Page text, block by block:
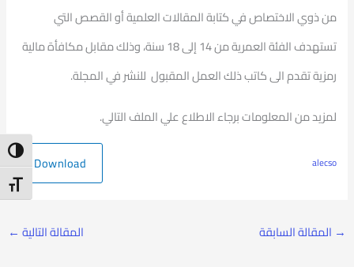
Size
من ذوي الاختصاص في كتابة المقالات العلمية أو القصص التي
تستهدف الفئة العمرية من 14 إلى 18 سنة، وذلك مقابل مكافأة مالية
رمزية تقدم الى كاتب ذلك العمل المقبول للنشر في المجلة.
لمزيد من المعلومات برجاء الاطلاع علي الملف التالي.
alecso
Download
→ المقالة السابقة المقالة التالية ←